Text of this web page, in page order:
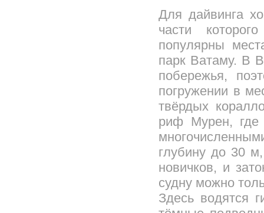
Для дайвинга
части
популярны
парк Ватаму. В
побережья,
погружении в
твёрдых
риф Мурен, где
глубину до 30
новичков, и
судну можно
Здесь водятся